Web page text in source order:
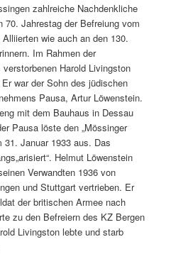
zahlreiche Nachdenkliche
Jahrestag der Befreiung vom
wie auch an den 130.
Im Rahmen der
Harold Livingston
war der Sohn des jüdischen
Pausa, Artur Löwenstein.
mit dem Bauhaus in Dessau
Pausa löste den „Mössinger
31. Januar 1933 aus. Das
Helmut Löwenstein
Verwandten 1936 von
und Stuttgart vertrieben. Er
der britischen Armee nach
zu den Befreiern des KZ Bergen
Livingston lebte und starb